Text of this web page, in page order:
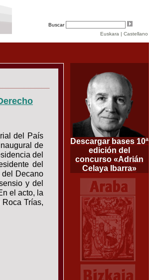
Buscar
Euskara | Castellano
Descargar bases 10ª
edición del
concurso «Adrián
Celaya Ibarra»
del País
de
del
del
Decano
y del
el acto, la
Trías,